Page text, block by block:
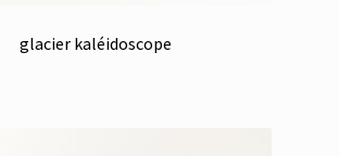
glacier kaléidoscope